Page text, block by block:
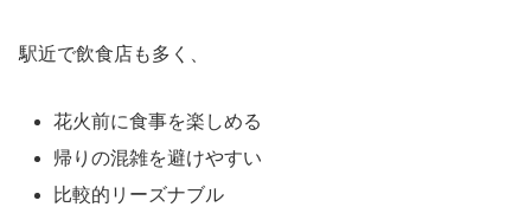
駅近で飲食店も多く、
花火前に食事を楽しめる
帰りの混雑を避けやすい
比較的リーズナブル